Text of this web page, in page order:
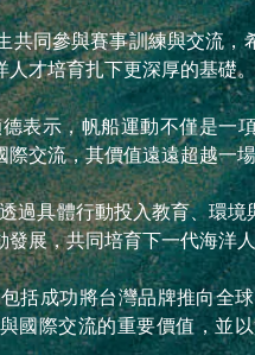
共同參與賽事訓練與交流
才培育扎下更深厚的基礎。
表示，帆船運動不僅是一
交流，其價值遠遠超越一
過具體行動投入教育、環
展，共同培育下一代海洋
括成功將台灣品牌推向全
國際交流的重要價值，並